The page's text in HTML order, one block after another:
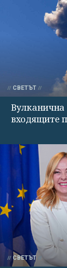
СВЕТЪТ
Вулканична
входящите
СВЕТЪТ